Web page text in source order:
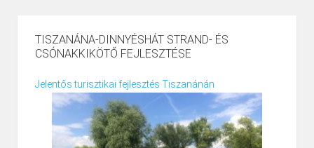
TISZANÁNA-DINNYÉSHÁT STRAND- ÉS
CSÓNAKKIKÖTŐ FEJLESZTÉSE
Jelentős turisztikai fejlesztés Tiszanánán